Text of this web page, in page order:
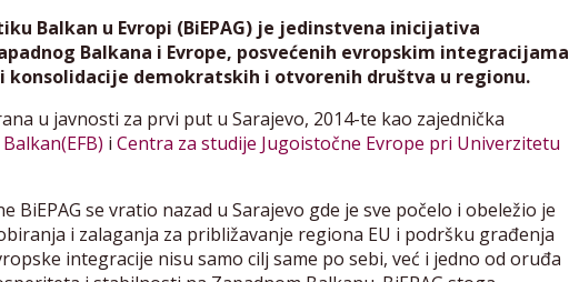
Balkan u Evropi (BiEPAG) je jedinstvena inicijativa
Balkana i Evrope, posvećenih evropskim integracijama
konsolidacije demokratskih i otvorenih društva u regionu.
u javnosti za prvi put u Sarajevo, 2014-te kao zajednička
i Centra za studije Jugoistočne Evrope pri Univerzitetu
BiEPAG se vratio nazad u Sarajevo gde je sve počelo i obeležio je
i zalaganja za približavanje regiona EU i podršku građenja
integracije nisu samo cilj same po sebi, već i jedno od oruđa